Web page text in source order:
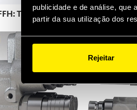
publicidade e de análise, que
partir da sua utilização dos
Rejeitar
The Flat Face couplings range